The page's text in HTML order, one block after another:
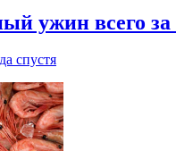
ужин всего за
спустя